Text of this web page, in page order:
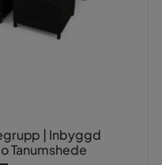
| Inbyggd
Tanumshede